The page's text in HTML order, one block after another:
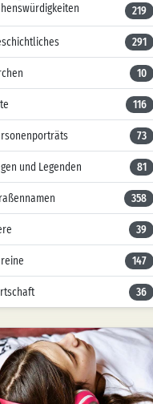
219
291
10
116
73
und Legenden 81
358
39
147
36